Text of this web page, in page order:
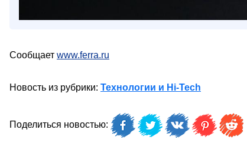
Сообщает www.ferra.ru
Новость из рубрики: Технологии и Hi-Tech
Поделиться новостью: